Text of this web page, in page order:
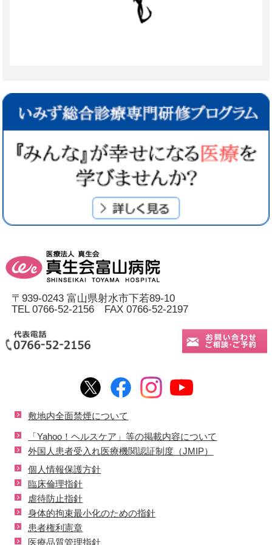
〒939-0243 富山県射水市下若89-10
TEL 0766-52-2156 FAX 0766-52-2197
敷地内全面禁煙について
「Yahoo！ヘルスケア」等の掲載内容について
外国人患者受入れ医療機関認証制度（JMIP）
個人情報保護方針
臨床倫理指針
虐待防止指針
身体的拘束最小化のための指針
患者権利憲章
医療品質管理指針